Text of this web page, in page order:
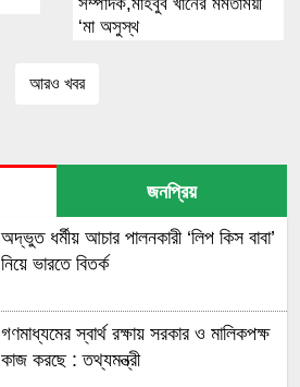
সম্পাদক,মাহবুব খানের মমতাময়ী
‘মা অসুস্থ
আরও খবর
জনপ্রিয়
অদ্ভুত ধর্মীয় আচার পালনকারী ‘লিপ কিস বাবা’
নিয়ে ভারতে বিতর্ক
গণমাধ্যমের স্বার্থ রক্ষায় সরকার ও মালিকপক্ষ
কাজ করছে : তথ্যমন্ত্রী